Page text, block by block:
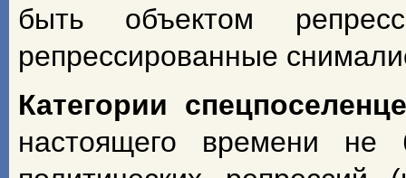
быть объектом
репрессированные
Категории
настоящего времени не